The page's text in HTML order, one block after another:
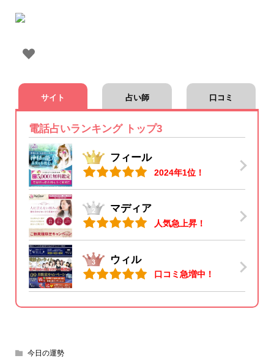
サイト 占い師 口コミ
電話占いランキング トップ3
フィール
2024年1位！
マディア
人気急上昇！
ウィル
口コミ急増中！
今日の運勢